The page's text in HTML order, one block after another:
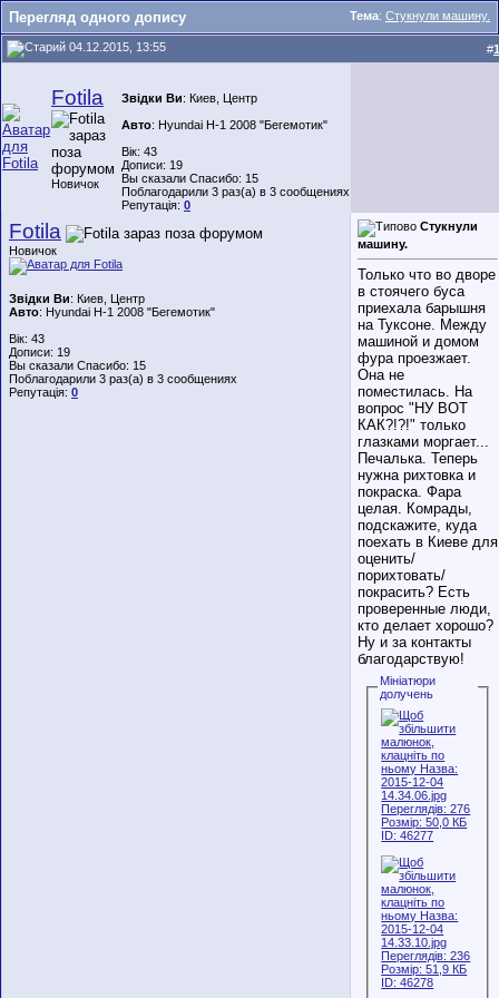
Тема: Стукнули машину.
Перегляд одного допису
04.12.2015, 13:55 #1
Fotila
Новичок
Звідки Ви: Киев, Центр
Авто: Hyundai H-1 2008 "Бегемотик"
Вік: 43
Дописи: 19
Вы сказали Спасибо: 15
Поблагодарили 3 раз(а) в 3 сообщениях
Репутація: 0
Fotila
Новичок
Звідки Ви: Киев, Центр
Авто: Hyundai H-1 2008 "Бегемотик"
Вік: 43
Дописи: 19
Вы сказали Спасибо: 15
Поблагодарили 3 раз(а) в 3 сообщениях
Репутація: 0
Стукнули
машину.
Только что во дворе
в стоячего буса
приехала барышня
на Туксоне. Между
машиной и домом
фура проезжает.
Она не
поместилась. На
вопрос "НУ ВОТ
КАК?!?!" только
глазками моргает...
Печалька. Теперь
нужна рихтовка и
покраска. Фара
целая. Комрады,
подскажите, куда
поехать в Киеве для
оценить/
порихтовать/
покрасить? Есть
проверенные люди,
кто делает хорошо?
Ну и за контакты
благодарствую!
Мініатюри
долучень